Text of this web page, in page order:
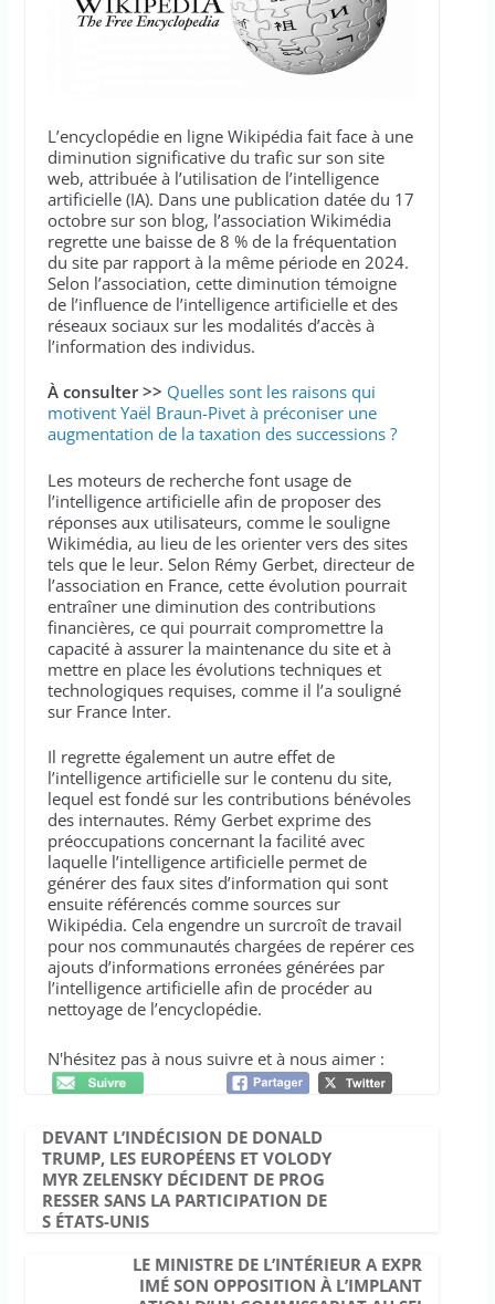
L’encyclopédie en ligne Wikipédia fait face à une
diminution significative du trafic sur son site
web, attribuée à l’utilisation de l’intelligence
artificielle (IA). Dans une publication datée du 17
octobre sur son blog, l’association Wikimédia
regrette une baisse de 8 % de la fréquentation
du site par rapport à la même période en 2024.
Selon l’association, cette diminution témoigne
de l’influence de l’intelligence artificielle et des
réseaux sociaux sur les modalités d’accès à
l’information des individus.
À consulter >> Quelles sont les raisons qui
motivent Yaël Braun-Pivet à préconiser une
augmentation de la taxation des successions ?
Les moteurs de recherche font usage de
l’intelligence artificielle afin de proposer des
réponses aux utilisateurs, comme le souligne
Wikimédia, au lieu de les orienter vers des sites
tels que le leur. Selon Rémy Gerbet, directeur de
l’association en France, cette évolution pourrait
entraîner une diminution des contributions
financières, ce qui pourrait compromettre la
capacité à assurer la maintenance du site et à
mettre en place les évolutions techniques et
technologiques requises, comme il l’a souligné
sur France Inter.
Il regrette également un autre effet de
l’intelligence artificielle sur le contenu du site,
lequel est fondé sur les contributions bénévoles
des internautes. Rémy Gerbet exprime des
préoccupations concernant la facilité avec
laquelle l’intelligence artificielle permet de
générer des faux sites d’information qui sont
ensuite référencés comme sources sur
Wikipédia. Cela engendre un surcroît de travail
pour nos communautés chargées de repérer ces
ajouts d’informations erronées générées par
l’intelligence artificielle afin de procéder au
nettoyage de l’encyclopédie.
N'hésitez pas à nous suivre et à nous aimer :
DEVANT L’INDÉCISION DE DONALD
TRUMP, LES EUROPÉENS ET VOLODY
MYR ZELENSKY DÉCIDENT DE PROG
RESSER SANS LA PARTICIPATION DE
S ÉTATS-UNIS
LE MINISTRE DE L’INTÉRIEUR A EXPR
IMÉ SON OPPOSITION À L’IMPLANT